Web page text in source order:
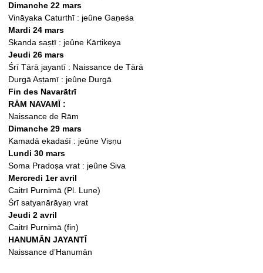
Dimanche 22 mars
Vināyaka Caturthī : jeûne Gaṇeśa
Mardi 24 mars
Skanda saṣṭī : jeûne Kārtikeya
Jeudi 26 mars
Śrī Tārā jayantī : Naissance de Tārā
Durgā Aṣṭamī : jeûne Durgā
Fin des Navarātrī
RĀM NAVAMĪ :
Naissance de Rām
Dimanche 29 mars
Kamadā ekadaśī : jeûne Viṣṇu
Lundi 30 mars
Soma Pradoṣa vrat : jeûne Siva
Mercredi 1er avril
Caitrī Purnimā (Pl. Lune)
Śrī satyanārāyaṇ vrat
Jeudi 2 avril
Caitrī Purnimā (fin)
HANUMĀN JAYANTĪ
Naissance d’Hanumān